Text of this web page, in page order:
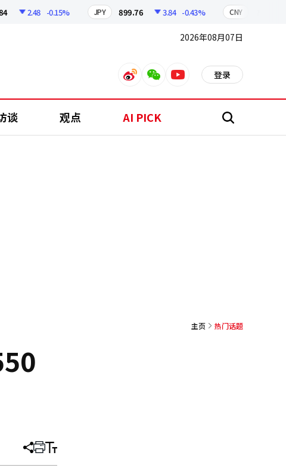
2.48 -0.15% JPY 899.76 3.84 -0.43% CNY 210.96
2026年08月07日
weiboweixinyoutube 登录
谈 观点 AI PICK 搜
主页 热门话题
分
文
打 调
大